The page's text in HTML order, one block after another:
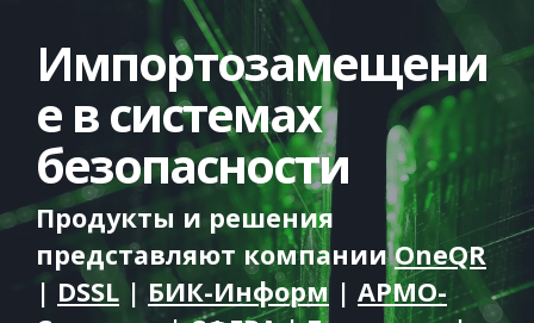
Импортозамещени
е в системах
безопасности
Продукты и решения
представляют компанииOneQR
| DSSL | БИК-Информ| АРМО-